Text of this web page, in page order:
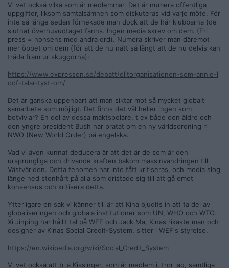
Vi vet också vilka som är medlemmar. Det är numera offentliga
uppgifter, liksom samtalsämnen som diskuteras vid varje möte. För
inte så länge sedan förnekade man dock att de här klubbarna (de
slutna) överhuvudtaget fanns. Ingen media skrev om dem. (Fri
press = nonsens med andra ord). Numera skriver man däremot
mer öppet om dem (för att de nu nått så långt att de nu delvis kan
träda fram ur skuggorna):
https://www.expressen.se/debatt/elitorganisationen-som-annie-l
oof-talar-tyst-om/
Det är ganska uppenbart att man siktar mot så mycket globalt
samarbete som möjligt. Det finns det väl heller ingen som
betvivlar? En del av dessa maktspelare, t ex både den äldre och
den yngre president Bush har pratat om en ny världsordning =
NWO (New World Order) på engelska.
Vad vi även kunnat deducera är att det är de som är den
ursprungliga och drivande kraften bakom massinvandringen till
Västvärlden. Detta fenomen har inte fått kritiseras, och media slog
länge ned stenhårt på alla som dristade sig till att gå emot
konsensus och kritisera detta.
Ytterligare en sak vi känner till är att Kina bjudits in att ta del av
globaliseringen och globala institutioner som UN, WHO och WTO.
Xi Jinping har hållit tal på WEF och Jack Ma, Kinas rikaste man och
designer av Kinas Social Credit-System, sitter i WEF's styrelse.
https://en.wikipedia.org/wiki/Social_Credit_System
Vi vet också att bl a Kissinger, som är medlem i, tror jag, samtliga